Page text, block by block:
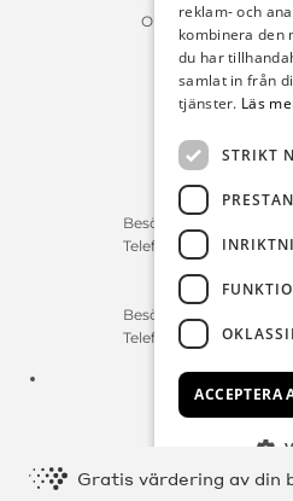
Lördag :
Besökstid Måndag –
Telefontid Måndag –
Reservdelar/
Besökstid Måndag –
Telefontid Måndag –
E-post:
© Copyright 2026 Michelsens
Gratis värdering av din
reklam- och
kombinera den
du har
samlat in från
tjänster. Läs
STRIKT
ACCEPTERA